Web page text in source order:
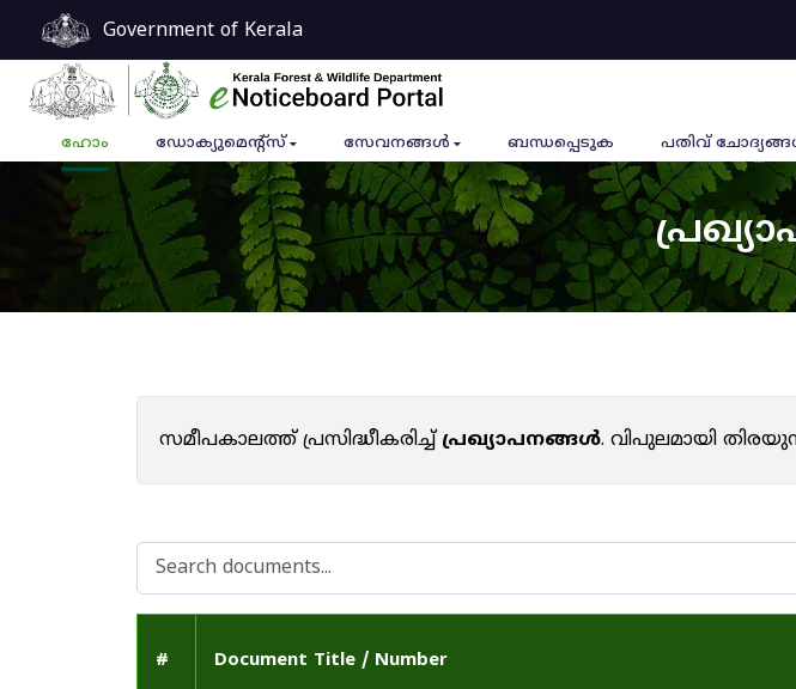
Government of Kerala
ഹോം ഡോക്യുമെൻ്റ്സ് സേവനങ്ങൾ ബന്ധപ്പെടുക പതിവ്
സമീപകാലത്ത് പ്രസിദ്ധീകരിച്ച്പ്രഖ്യാപനങ്ങൾ. വിപുലമായി
# Document Title / Number